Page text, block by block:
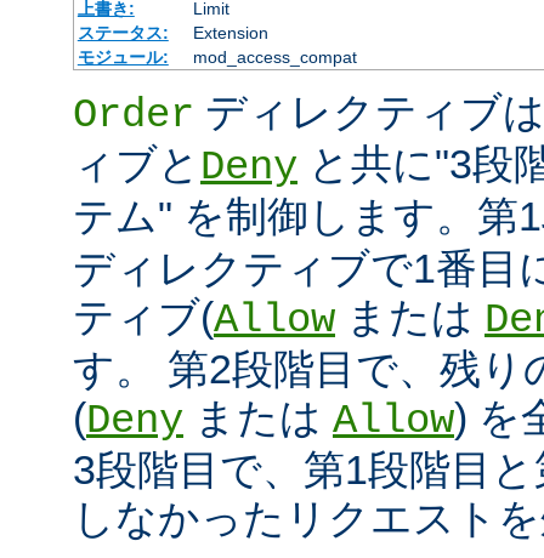
上書き:
Limit
ステータス:
Extension
モジュール:
mod_access_compat
Order ディレクティブ
ィブと Deny と共に"3段
テム" を制御します。第
ディレクティブで1番目
ティブ(Allow または
す。 第2段階目で、残り
(Deny または Allow) を
3段階目で、第1段階目
しなかったリクエスト